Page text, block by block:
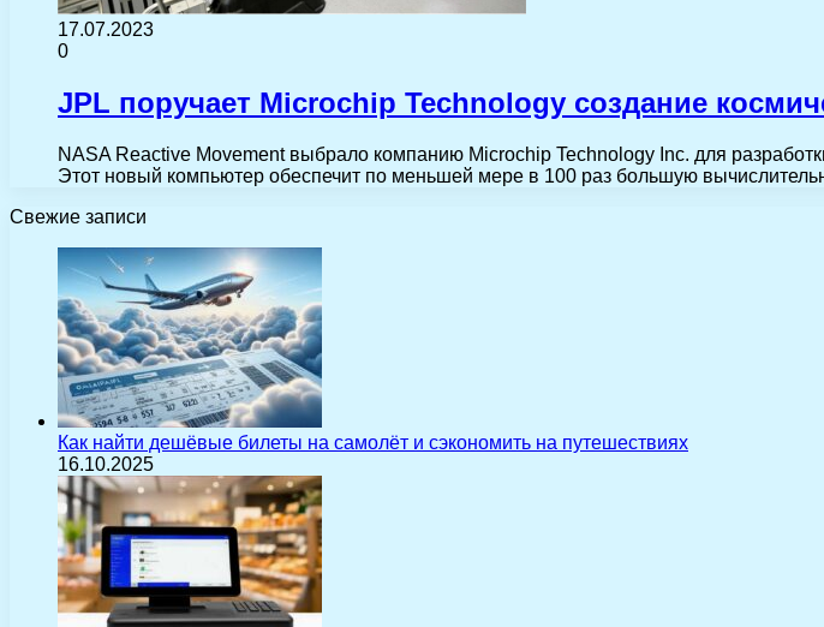
17.07.2023
0
JPL поручает Microchip Technology создание
NASA Reactive Movement выбрало компанию Microchip Technology Inc. для
Этот новый компьютер обеспечит по меньшей мере в 100 раз большую
Свежие записи
Как найти дешёвые билеты на самолёт и сэкономить на путешествиях
16.10.2025